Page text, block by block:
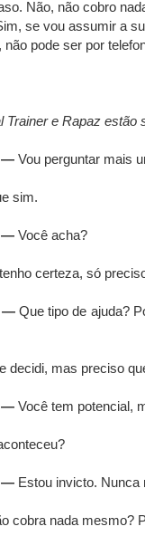
Não, não cobro
se vou assumir a
não pode ser por
Trainer e Rapaz estão
— Vou perguntar mais
sim.
— Você acha?
certeza, só
—Que tipo de ajuda?
decidi, mas preciso
— Você tem potencial,
— Estou invicto. Nunca
cobra nada mesmo?